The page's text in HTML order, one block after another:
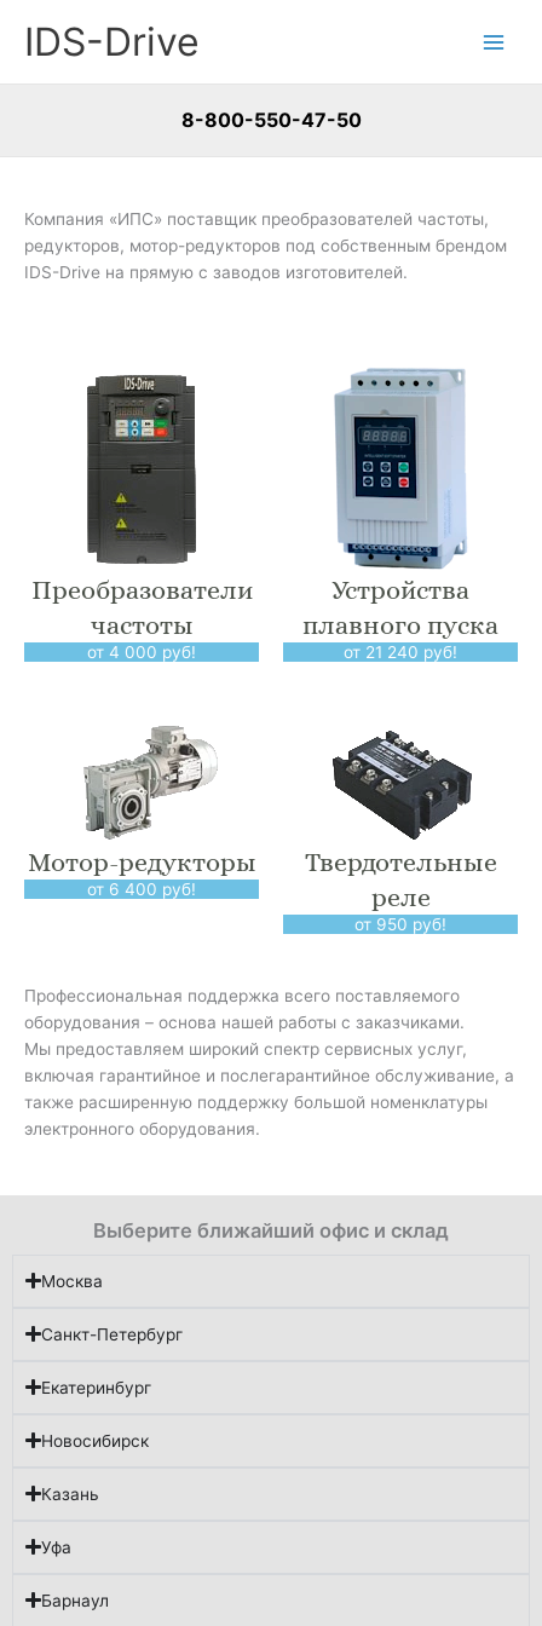
IDS-Drive
8-800-550-47-50
Компания «ИПС» поставщик преобразователей частоты,
редукторов, мотор-редукторов под собственным брендом
IDS-Drive на прямую с заводов изготовителей.
Преобразователи
частоты
от 4 000 руб!
Устройства
плавного пуска
от 21 240 руб!
Мотор-редукторы
от 6 400 руб!
Твердотельные
реле
от 950 руб!
Профессиональная поддержка всего поставляемого
оборудования – основа нашей работы с заказчиками.
Мы предоставляем широкий спектр сервисных услуг,
включая гарантийное и послегарантийное обслуживание, а
также расширенную поддержку большой номенклатуры
электронного оборудования.
Выберите ближайший офис и склад
Москва
Санкт-Петербург
Екатеринбург
Новосибирск
Казань
Уфа
Барнаул